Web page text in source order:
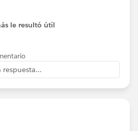
般的に)。
記載の方法と異なる場合の設定に
証外になると思われます。何か問
問い合わせしたとして、まずは
のキーペア認証関連のヘ
le resultó útil
respuesta...